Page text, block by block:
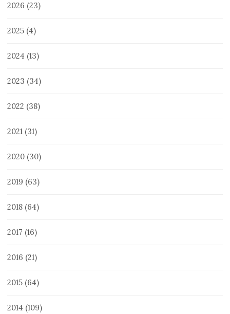
2026 (23)
2025 (4)
2024 (13)
2023 (34)
2022 (38)
2021 (31)
2020 (30)
2019 (63)
2018 (64)
2017 (16)
2016 (21)
2015 (64)
2014 (109)